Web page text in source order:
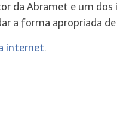
da Abramet e um
a forma apropriada
internet.